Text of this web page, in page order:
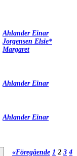
Ahlander Einar
Jorgensen Elsie*
Margaret
Ahlander Einar
Ahlander Einar
«Föregående 1 2 3 4